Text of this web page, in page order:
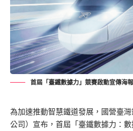
首屆「臺鐵數據力」競賽啟動宣傳海
為加速推動智慧鐵道發展，國營臺
公司）宣布，首屆「臺鐵數據力：